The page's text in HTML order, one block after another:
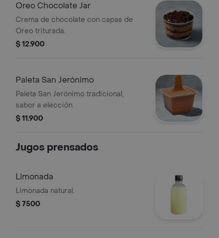
Oreo Chocolate Jar
Crema de chocolate con capas de
Oreo triturada.
$ 12.900
Paleta San Jerónimo
Paleta San Jerónimo tradicional,
sabor a elección.
$ 11.900
Jugos prensados
Limonada
Limonada natural.
$ 7500